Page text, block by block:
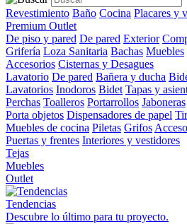
Revestimiento Baño Cocina Placares y
Premium Outlet
De piso y pared De pared Exterior
Grifería Loza Sanitaria Bachas Muebles
Accesorios Cisternas y Desagues
Lavatorio De pared Bañera y ducha
Lavatorios Inodoros Bidet Tapas y
Perchas Toalleros Portarrollos Jaboneras
Porta objetos Dispensadores de papel
Muebles de cocina Piletas Grifos
Puertas y frentes Interiores y vestidores
Tejas
Muebles
Outlet
Tendencias
Descubre lo último para tu proyecto.